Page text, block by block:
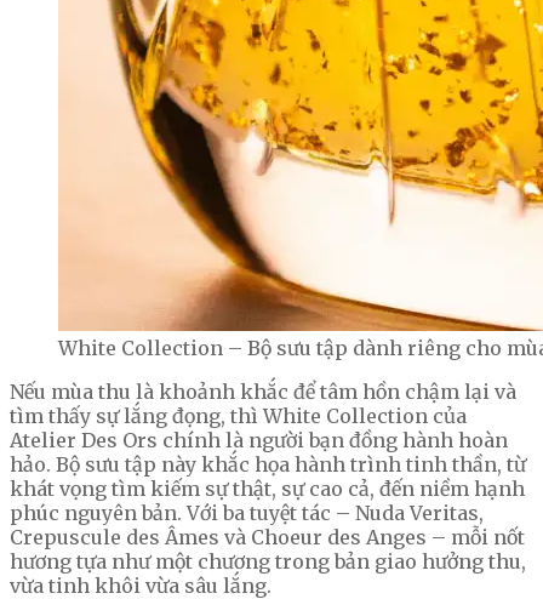
White Collection – Bộ sưu tập dành riêng cho
Nếu mùa thu là khoảnh khắc để tâm hồn chậm lại và
tìm thấy sự lắng đọng, thì White Collection của
Atelier Des Ors chính là người bạn đồng hành hoàn
hảo. Bộ sưu tập này khắc họa hành trình tinh thần, từ
khát vọng tìm kiếm sự thật, sự cao cả, đến niềm hạnh
phúc nguyên bản. Với ba tuyệt tác – Nuda Veritas,
Crepuscule des Âmes và Choeur des Anges – mỗi nốt
hương tựa như một chương trong bản giao hưởng thu,
vừa tinh khôi vừa sâu lắng.